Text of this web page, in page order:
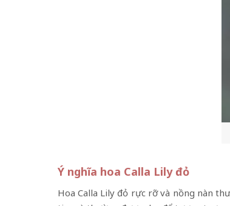
Ý nghĩa hoa Calla Lily đỏ
Hoa Calla Lily đỏ rực rỡ và nồng nàn